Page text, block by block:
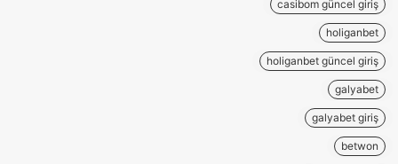
casibom güncel giriş
holiganbet
holiganbet güncel giriş
galyabet
galyabet giriş
betwon